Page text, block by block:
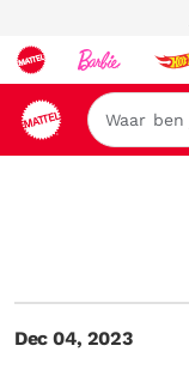
Dec 04, 2023